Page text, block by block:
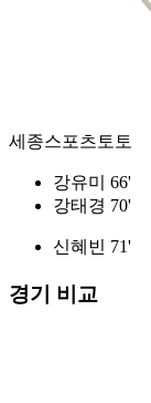
세종스포츠토토
강유미 66'
강태경 70'
신혜빈 71'
경기 비교